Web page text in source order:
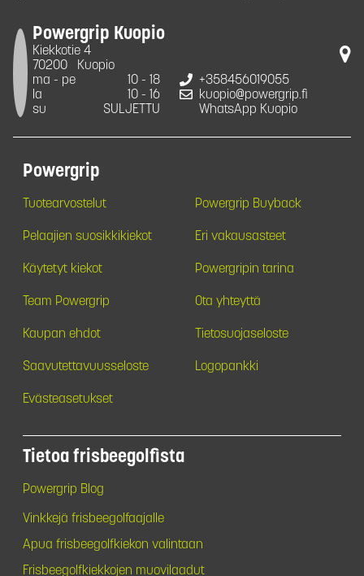
Powergrip Kuopio
Kiekkotie 4
70200
Kuopio
ma - pe
10 - 18
la
10 - 16
su
SULJETTU
+358456019055
kuopio@powergrip.fi
WhatsApp Kuopio
Powergrip
Tuotearvostelut Powergrip Buyback
Pelaajien suosikkikiekot Eri vakausasteet
Käytetyt kiekot Powergripin tarina
Team Powergrip Ota yhteyttä
Kaupan ehdot Tietosuojaseloste
Saavutettavuusseloste Logopankki
Evästeasetukset
Tietoa frisbeegolfista
Powergrip Blog
Vinkkejä frisbeegolfaajalle
Apua frisbeegolfkiekon valintaan
Frisbeegolfkiekkojen muovilaadut